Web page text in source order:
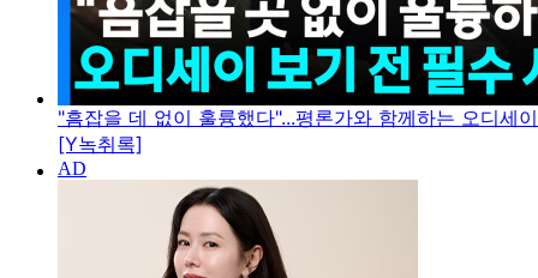
"흠잡을 데 없이 훌륭했다"...평론가와 함께하는 오디세
[Y녹취록]